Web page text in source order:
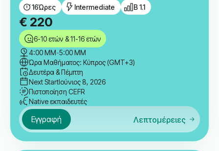
16Ώρες Intermediate B 1.1
€ 220
6-10 ετών & 11-16 ετών
4:00 ΜΜ-5:00 ΜΜ
Ώρα Μαθήματος: Κύπρος (GMT+3)
Δευτέρα & Πέμπτη
Next StartΙούνιος 8, 2026
Πιστοποίηση CEFR
Native εκπαιδευτές
Εγγραφή Λεπτομέρειες